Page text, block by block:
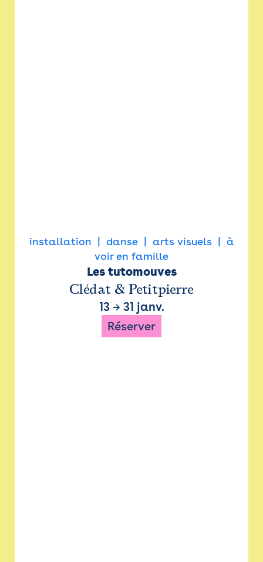
installation danse arts visuels
à
voir en famille
Les tutomouves
Clédat & Petitpierre
13→ 31 janv.
Réserver